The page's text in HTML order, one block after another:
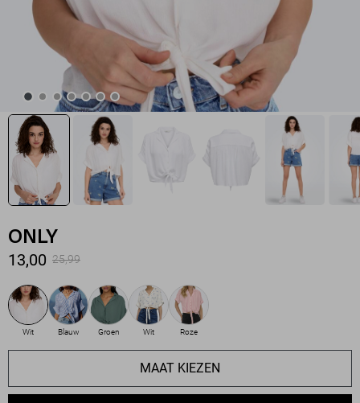
ONLY
13,00 25,99
Wit Blauw Groen Wit Roze
MAAT KIEZEN